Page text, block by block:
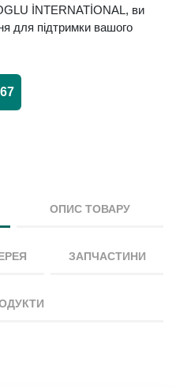
İNTERNATİONAL, ви
для підтримки вашого
ОПИС ТОВАРУ
ЗАПЧАСТИНИ